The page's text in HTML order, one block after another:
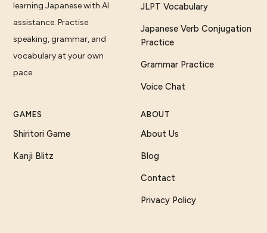
learning Japanese with AI
assistance. Practise
speaking, grammar, and
vocabulary at your own
pace.
JLPT Vocabulary
Japanese Verb Conjugation
Practice
Grammar Practice
Voice Chat
GAMES
Shiritori Game
Kanji Blitz
ABOUT
About Us
Blog
Contact
Privacy Policy